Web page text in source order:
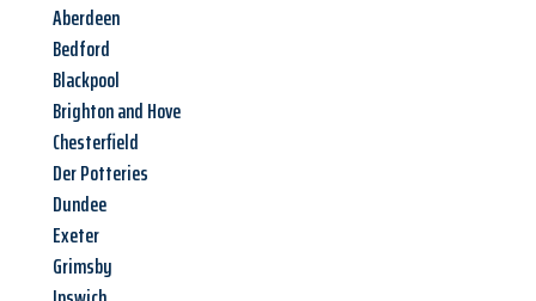
Aberdeen
Bedford
Blackpool
Brighton and Hove
Chesterfield
Der Potteries
Dundee
Exeter
Grimsby